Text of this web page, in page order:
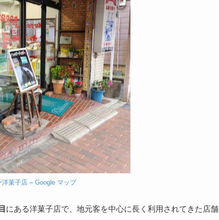
洋菓子店 – Google マップ
にある洋菓子店で、地元客を中心に長く利用されてきた店舗